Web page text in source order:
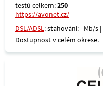
testů celkem:250
https://avonet.cz/
DSL/ADSL: stahování: - Mb/s
Dostupnost v celém okrese.